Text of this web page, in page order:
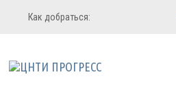
Регистрация
Мы не передаем ваши данные
третьим лицам и не рассылаем
Вход в систему
Как добраться: